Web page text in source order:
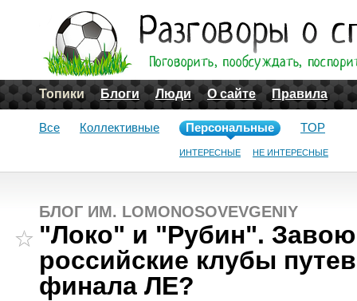
Топики Блоги Люди О сайте Правила
Все Коллективные Персональные
ИНТЕРЕСНЫЕ НЕ ИНТЕРЕСНЫЕ
TOP
БЛОГ ИМ. LOMONOSOVEVGENIY
"Локо" и "Рубин".
российские клубы
финала ЛЕ?